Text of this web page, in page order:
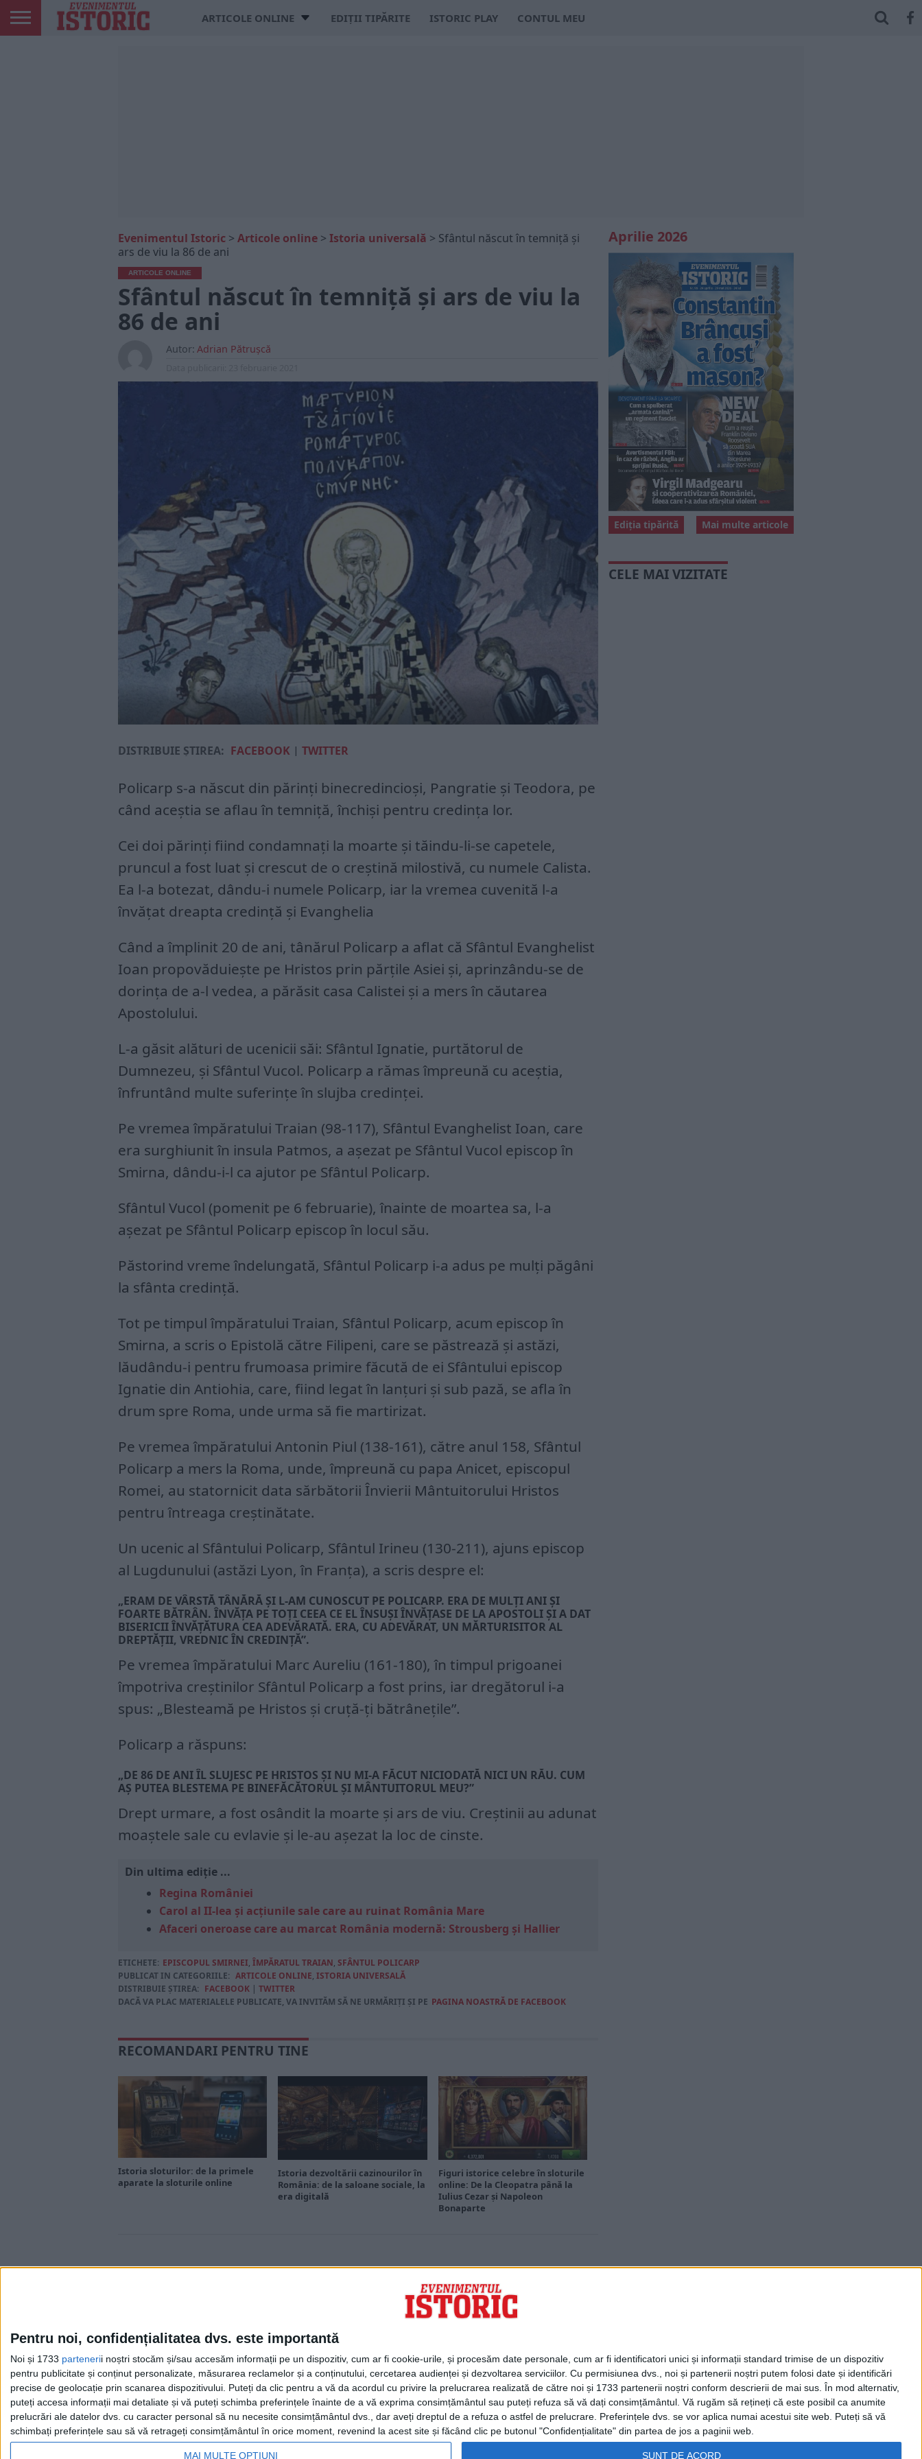
Pentru noi, confidențialitatea dvs. este importantă
Noi și 1733 partenerii noștri stocăm și/sau accesăm informații pe un dispozitiv, cum ar fi cookie-urile, și procesăm date personale, cum ar fi identificatori unici și informații standard trimise de un dispozitiv
pentru publicitate și conținut personalizate, măsurarea reclamelor și a conținutului, cercetarea audienței și dezvoltarea serviciilor. Cu permisiunea dvs., noi și partenerii noștri putem folosi date și identificări
precise de geolocație prin scanarea dispozitivului. Puteți da clic pentru a vă da acordul cu privire la prelucrarea realizată de către noi și 1733 partenerii noștri conform descrierii de mai sus. În mod alternativ,
puteți accesa informații mai detaliate și vă puteți schimba preferințele înainte de a vă exprima consimțământul sau puteți refuza să vă dați consimțământul. Vă rugăm să rețineți că este posibil ca anumite
prelucrări ale datelor dvs. cu caracter personal să nu necesite consimțământul dvs., dar aveți dreptul de a refuza o astfel de prelucrare. Preferințele dvs. se vor aplica numai acestui site web. Puteți să vă
schimbați preferințele sau să vă retrageți consimțământul în orice moment, revenind la acest site și făcând clic pe butonul "Confidențialitate" din partea de jos a paginii web.
MAI MULTE OPȚIUNI SUNT DE ACORD
ARTICOLE ONLINE EDIȚII TIPĂRITE ISTORIC PLAY CONTUL MEU
Evenimentul Istoric > Articole online > Istoria universală > Sfântul născut în temniță și
ars de viu la 86 de ani
ARTICOLE ONLINE
Sfântul născut în temniță și ars de viu la
86 de ani
Autor: Adrian Pătrușcă
DISTRIBUIE ȘTIREA: FACEBOOK | TWITTER
Policarp s-a născut din părinţi binecredincioşi, Pangratie şi Teodora, pe
când aceștia se aflau în temniţă, închişi pentru credinţa lor.
Cei doi părinți fiind condamnați la moarte şi tăindu-li-se capetele,
pruncul a fost luat şi crescut de o creştină milostivă, cu numele Calista.
Ea l-a botezat, dându-i numele Policarp, iar la vremea cuvenită l-a
învăţat dreapta credinţă şi Evanghelia
Când a împlinit 20 de ani, tânărul Policarp a aflat că Sfântul Evanghelist
Ioan propovăduieşte pe Hristos prin părţile Asiei şi, aprinzându-se de
dorinţa de a-l vedea, a părăsit casa Calistei şi a mers în căutarea
Apostolului.
L-a găsit alături de ucenicii săi: Sfântul Ignatie, purtătorul de
Dumnezeu, şi Sfântul Vucol. Policarp a rămas împreună cu aceştia,
înfruntând multe suferinţe în slujba credinţei.
Pe vremea împăratului Traian (98-117), Sfântul Evanghelist Ioan, care
era surghiunit în insula Patmos, a aşezat pe Sfântul Vucol episcop în
Smirna, dându-i-l ca ajutor pe Sfântul Policarp.
Sfântul Vucol (pomenit pe 6 februarie), înainte de moartea sa, l-a
aşezat pe Sfântul Policarp episcop în locul său.
Păstorind vreme îndelungată, Sfântul Policarp i-a adus pe mulţi păgâni
la sfânta credinţă.
Tot pe timpul împăratului Traian, Sfântul Policarp, acum episcop în
Smirna, a scris o Epistolă către Filipeni, care se păstrează şi astăzi,
lăudându-i pentru frumoasa primire făcută de ei Sfântului episcop
Ignatie din Antiohia, care, fiind legat în lanţuri şi sub pază, se afla în
drum spre Roma, unde urma să fie martirizat.
Pe vremea împăratului Antonin Piul (138-161), către anul 158, Sfântul
Policarp a mers la Roma, unde, împreună cu papa Anicet, episcopul
Romei, au statornicit data sărbătorii Învierii Mântuitorului Hristos
pentru întreaga creştinătate.
Un ucenic al Sfântului Policarp, Sfântul Irineu (130-211), ajuns episcop
al Lugdunului (astăzi Lyon, în Franţa), a scris despre el:
„ERAM DE VÂRSTĂ TÂNĂRĂ ŞI L-AM CUNOSCUT PE POLICARP. ERA DE MULŢI ANI ŞI
FOARTE BĂTRÂN. ÎNVĂŢA PE TOŢI CEEA CE EL ÎNSUȘI ÎNVĂŢASE DE LA APOSTOLI ŞI A DAT
BISERICII ÎNVĂŢĂTURA CEA ADEVĂRATĂ. ERA, CU ADEVĂRAT, UN MĂRTURISITOR AL
DREPTĂŢII, VREDNIC ÎN CREDINŢĂ”.
Pe vremea împăratului Marc Aureliu (161-180), în timpul prigoanei
împotriva creștinilor Sfântul Policarp a fost prins, iar dregătorul i-a
spus: „Blesteamă pe Hristos şi cruţă-ţi bătrâneţile”.
Policarp a răspuns:
„DE 86 DE ANI ÎL SLUJESC PE HRISTOS ŞI NU MI-A FĂCUT NICIODATĂ NICI UN RĂU. CUM
AŞ PUTEA BLESTEMA PE BINEFĂCĂTORUL ŞI MÂNTUITORUL MEU?”
Drept urmare, a fost osândit la moarte și ars de viu. Creştinii au adunat
moaştele sale cu evlavie şi le-au aşezat la loc de cinste.
Din ultima ediție ...
Regina României
Carol al II-lea și acțiunile sale care au ruinat România Mare
Afaceri oneroase care au marcat România modernă: Strousberg și Hallier
ETICHETE: EPISCOPUL SMIRNEI, ÎMPĂRATUL TRAIAN, SFÂNTUL POLICARP
PUBLICAT IN CATEGORIILE: ARTICOLE ONLINE, ISTORIA UNIVERSALĂ
DISTRIBUIE ȘTIREA: FACEBOOK | TWITTER
DACĂ VA PLAC MATERIALELE PUBLICATE, VA INVITĂM SĂ NE URMĂRIȚI ȘI PE PAGINA NOASTRĂ DE FACEBOOK
RECOMANDARI PENTRU TINE
Istoria sloturilor: de la primele
aparate la sloturile online
Istoria dezvoltării cazinourilor în
România: de la saloane sociale, la
era digitală
Figuri istorice celebre în sloturile
online: De la Cleopatra până la
Iulius Cezar și Napoleon
Bonaparte
Aprilie 2026
Mai multe articole
Ediția tipărită
CELE MAI VIZITATE
Cea mai mare revistă de istorie din Europa!.
Media KIT
Evenimentul Zilei
Doctorul Zilei
Infofinanciar
Infoactual
Editura de carte
EVZ Comunicate
Capital Comunicate
Animal Zoo
Capital Comunicate